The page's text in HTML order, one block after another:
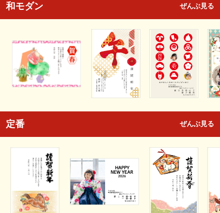
和モダン ぜんぶ見る
定番 ぜんぶ見る